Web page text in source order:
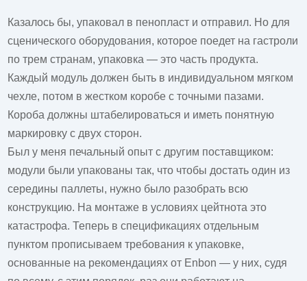
Казалось бы, упаковал в пенопласт и отправил. Но для
сценического оборудования, которое поедет на гастроли
по трем странам, упаковка — это часть продукта.
Каждый модуль должен быть в индивидуальном мягком
чехле, потом в жестком коробе с точными пазами.
Короба должны штабелироваться и иметь понятную
маркировку с двух сторон.
Был у меня печальный опыт с другим поставщиком:
модули были упакованы так, что чтобы достать один из
середины паллеты, нужно было разобрать всю
конструкцию. На монтаже в условиях цейтнота это
катастрофа. Теперь в спецификациях отдельным
пунктом прописываем требования к упаковке,
основанные на рекомендациях от Enbon — у них, судя